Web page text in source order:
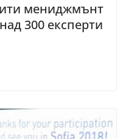
мениджмънт
300 експерти